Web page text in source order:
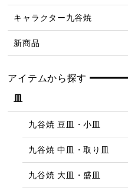
キャラクター九谷焼
新商品
アイテムから探す
皿
九谷焼 豆皿・小皿
九谷焼 中皿・取り皿
九谷焼 大皿・盛皿